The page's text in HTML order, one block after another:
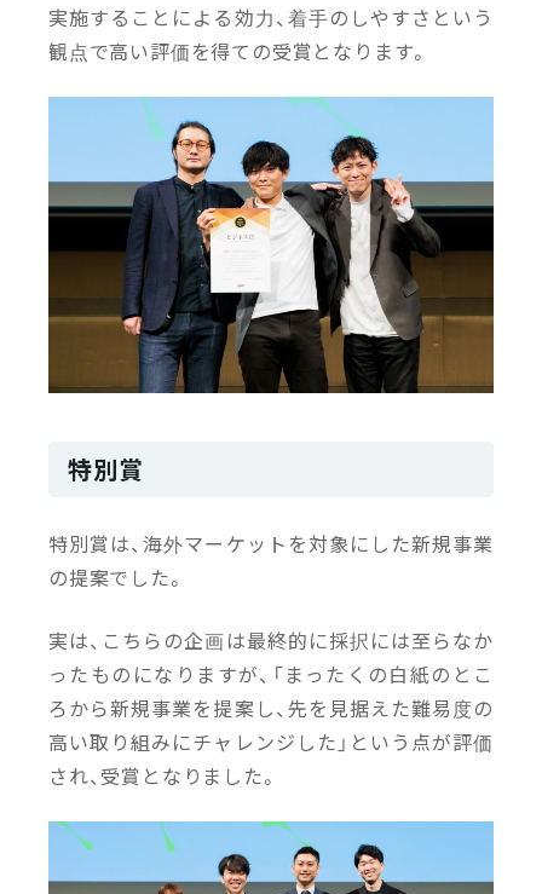
実施することによる効力、着手のしやすさという
観点で高い評価を得ての受賞となります。
特別賞
特別賞は、海外マーケットを対象にした新規事業
の提案でした。
実は、こちらの企画は最終的に採択には至らなか
ったものになりますが、「まったくの白紙のとこ
ろから新規事業を提案し、先を見据えた難易度の
高い取り組みにチャレンジした」という点が評価
され、受賞となりました。